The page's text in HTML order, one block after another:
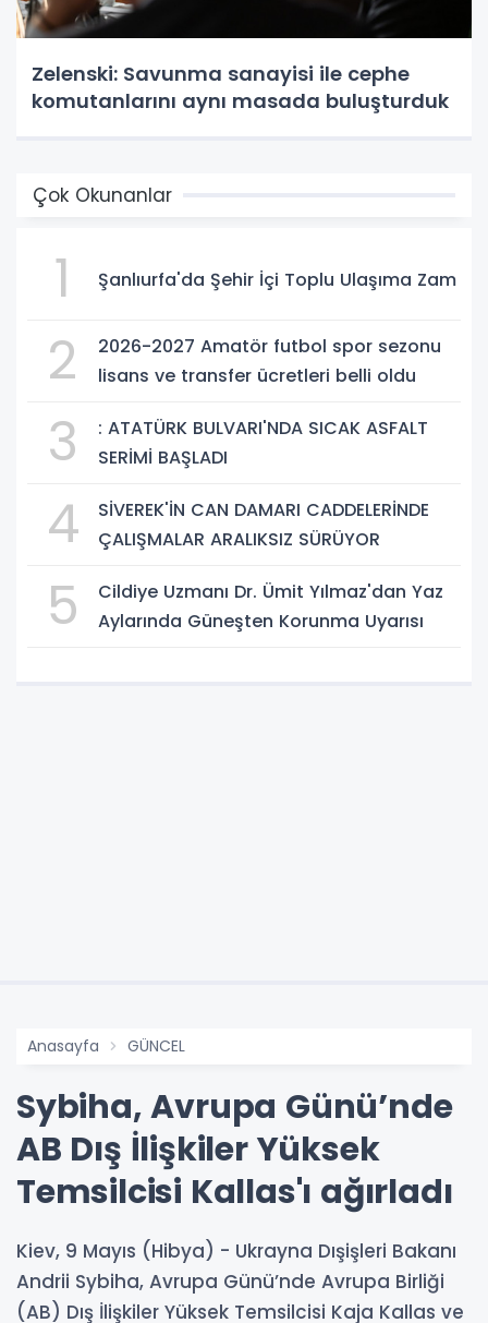
Zelenski: Savunma sanayisi ile cephe
komutanlarını aynı masada buluşturduk
Çok Okunanlar
1 Şanlıurfa'da Şehir İçi Toplu Ulaşıma Zam
2
2026-2027 Amatör futbol spor sezonu
lisans ve transfer ücretleri belli oldu
3
: ATATÜRK BULVARI'NDA SICAK ASFALT
SERİMİ BAŞLADI
4
SİVEREK'İN CAN DAMARI CADDELERİNDE
ÇALIŞMALAR ARALIKSIZ SÜRÜYOR
5
Cildiye Uzmanı Dr. Ümit Yılmaz'dan Yaz
Aylarında Güneşten Korunma Uyarısı
Anasayfa GÜNCEL
Sybiha, Avrupa Günü’nde
AB Dış İlişkiler Yüksek
Temsilcisi Kallas'ı ağırladı
Kiev, 9 Mayıs (Hibya) - Ukrayna Dışişleri Bakanı
Andrii Sybiha, Avrupa Günü’nde Avrupa Birliği
(AB) Dış İlişkiler Yüksek Temsilcisi Kaja Kallas ve